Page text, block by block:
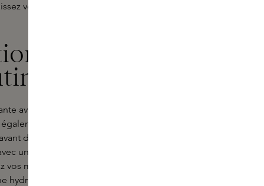
votre peau rayonner de
de
avec le
à recevoir d'autres soins.
d'appliquer le lait corporel
une serviette pour éviter les
mains avec la
durable sans laisser